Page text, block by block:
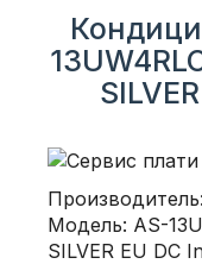
Производитель:
Модель: AS-
SILVER EU DC